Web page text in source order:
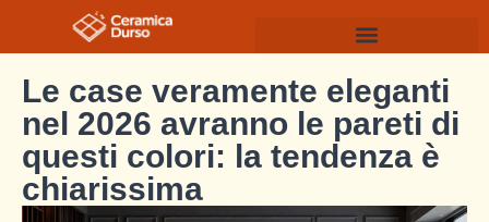
Le case veramente eleganti
nel 2026 avranno le pareti di
questi colori: la tendenza è
chiarissima